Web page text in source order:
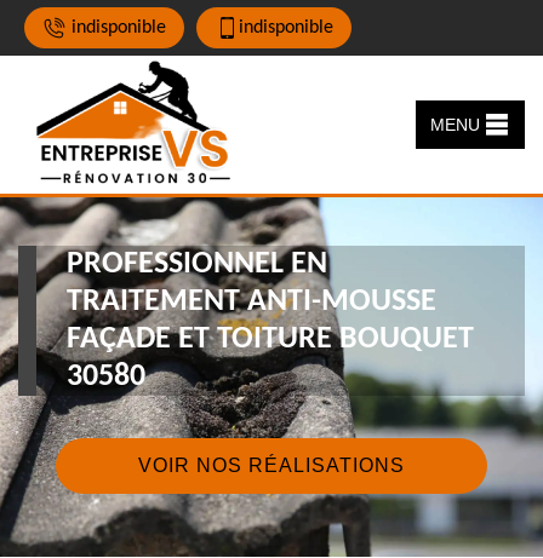
indisponible indisponible
MENU
PROFESSIONNEL EN
TRAITEMENT ANTI-MOUSSE
FAÇADE ET TOITURE BOUQUET
30580
VOIR NOS RÉALISATIONS